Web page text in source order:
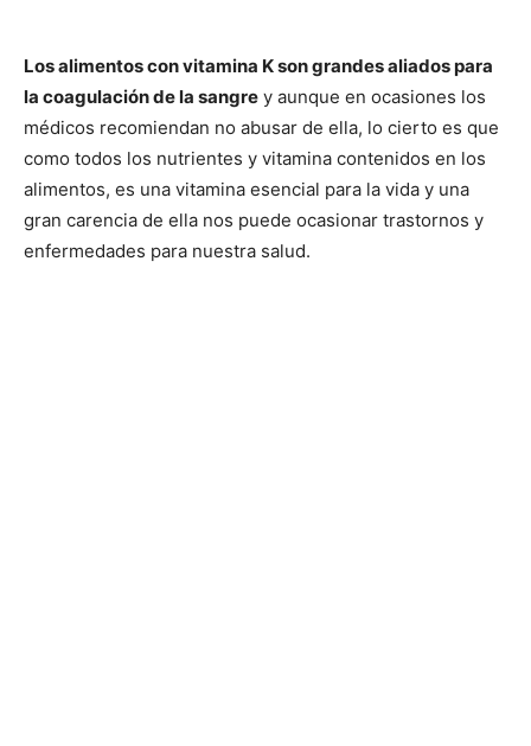
Los alimentos con vitamina K son grandes aliados para
la coagulación de la sangre y aunque en ocasiones los
médicos recomiendan no abusar de ella, lo cierto es que
como todos los nutrientes y vitamina contenidos en los
alimentos, es una vitamina esencial para la vida y una
gran carencia de ella nos puede ocasionar trastornos y
enfermedades para nuestra salud.